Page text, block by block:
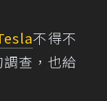
不得不
查，也給